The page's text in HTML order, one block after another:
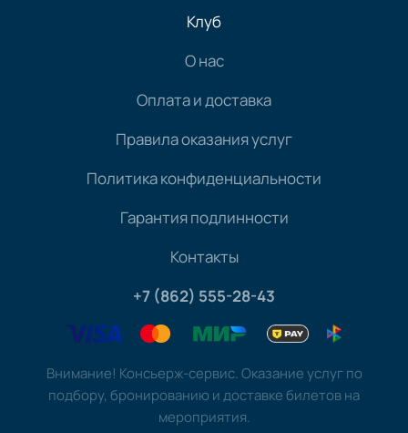
Клуб
О нас
Оплата и доставка
Правила оказания услуг
Политика конфиденциальности
Гарантия подлинности
Контакты
+7 (862) 555-28-43
Внимание! Консьерж-сервис. Оказание услуг по
подбору, бронированию и доставке билетов на
мероприятия.